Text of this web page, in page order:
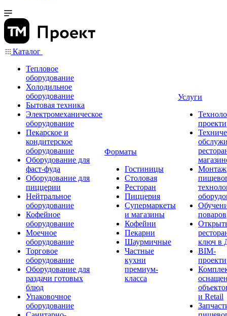
Каталог
Тепловое
оборудование
Холодильное
оборудование
Бытовая техника
Электромеханическое
оборудование
Пекарское и
кондитерское
оборудование
Оборудование для
фаст-фуда
Оборудование для
пиццерии
Нейтральное
оборудование
Кофейное
оборудование
Моечное
оборудование
Торговое
оборудование
Оборудование для
раздачи готовых
блюд
Упаковочное
оборудование
Форматы
Гостиницы
Столовая
Ресторан
Пиццерия
Супермаркеты
и магазины
Кофейни
Пекарни
Шаурмичные
Частные
кухни
премиум-
класса
Услуги
Монтаж
поваров
ключ в
BIM-
и Retail